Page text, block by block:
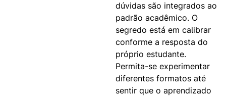
dúvidas são integrados ao
padrão acadêmico. O
segredo está em calibrar
conforme a resposta do
próprio estudante.
Permita-se experimentar
diferentes formatos até
sentir que o aprendizado